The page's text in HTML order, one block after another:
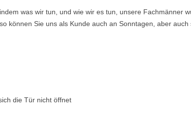
was wir tun, und wie wir es tun, unsere Fachmänner
können Sie uns als Kunde auch an Sonntagen, aber auch
die Tür nicht öffnet